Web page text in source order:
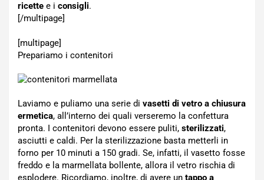
ricette e i consigli.
[/multipage]
[multipage]
Prepariamo i contenitori
Laviamo e puliamo una serie di vasetti di vetro a chiusura
ermetica, all’interno dei quali verseremo la confettura
pronta. I contenitori devono essere puliti, sterilizzati,
asciutti e caldi. Per la sterilizzazione basta metterli in
forno per 10 minuti a 150 gradi. Se, infatti, il vasetto fosse
freddo e la marmellata bollente, allora il vetro rischia di
esplodere. Ricordiamo, inoltre, di avere un tappo a